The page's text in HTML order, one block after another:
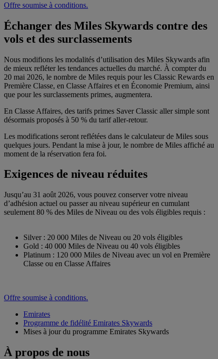
Offre soumise à conditions.
Échanger des Miles Skywards contre des
vols et des surclassements
Nous modifions les modalités d’utilisation des Miles Skywards afin
de mieux refléter les tendances actuelles du marché. À compter du
20 mai 2026, le nombre de Miles requis pour les Classic Rewards en
Première Classe, en Classe Affaires et en Économie Premium, ainsi
que pour les surclassements primes, augmentera.
En Classe Affaires, des tarifs primes Saver Classic aller simple sont
désormais proposés à 50 % du tarif aller-retour.
Les modifications seront reflétées dans le calculateur de Miles sous
quelques jours. Pendant la mise à jour, le nombre de Miles affiché au
moment de la réservation fera foi.
Exigences de niveau réduites
Jusqu’au 31 août 2026, vous pouvez conserver votre niveau
d’adhésion actuel ou passer au niveau supérieur en cumulant
seulement 80 % des Miles de Niveau ou des vols éligibles requis :
Silver : 20 000 Miles de Niveau ou 20 vols éligibles
Gold : 40 000 Miles de Niveau ou 40 vols éligibles
Platinum : 120 000 Miles de Niveau avec un vol en Première
Classe ou en Classe Affaires
Offre soumise à conditions.
Emirates
Programme de fidélité Emirates Skywards
Mises à jour du programme Emirates Skywards
À propos de nous